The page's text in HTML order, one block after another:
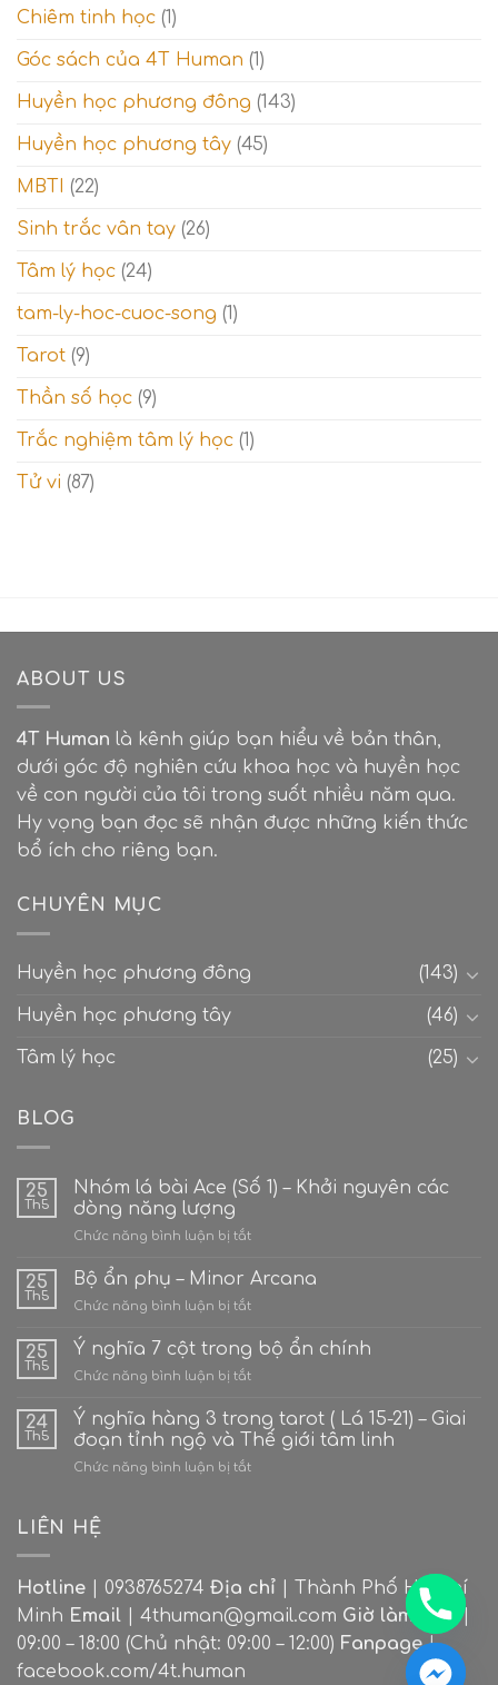
linh
thách
Thế
giới
tinh
thần
Chiêm tinh học (1)
Góc sách của 4T Human (1)
Huyền học phương đông (143)
Huyền học phương tây (45)
MBTI (22)
Sinh trắc vân tay (26)
Tâm lý học (24)
tam-ly-hoc-cuoc-song (1)
Tarot (9)
Thần số học (9)
Trắc nghiệm tâm lý học (1)
Tử vi (87)
ABOUT US
4T Human là kênh giúp bạn hiểu về bản thân,
dưới góc độ nghiên cứu khoa học và huyền học
về con người của tôi trong suốt nhiều năm qua.
Hy vọng bạn đọc sẽ nhận được những kiến thức
bổ ích cho riêng bạn.
CHUYÊN MỤC
Huyền học phương đông (143)
Huyền học phương tây (46)
Tâm lý học (25)
BLOG
25
Th5
Nhóm lá bài Ace (Số 1) – Khởi nguyên các
dòng năng lượng
Chức năng bình luận bị tắtở
lá
Ace
1)
các
dòng
25
Th5
Bộ ẩn phụ – Minor Arcana
Chức năng bình luận bị tắtở
ẩn
phụ
–
Arcana
25
Th5
Ý nghĩa 7 cột trong bộ ẩn chính
Chức năng bình luận bị tắtở
nghĩa
7
cột
trong
24
Th5
Ý nghĩa hàng 3 trong tarot ( Lá 15-21) – Giai
đoạn tỉnh ngộ và Thế giới tâm linh
Chức năng bình luận bị tắtở
tarot
(
Lá
15-
LIÊN HỆ
Hotline | 0938765274 Địa chỉ | Thành Phố Hồ Chí
Minh Email | 4thuman@gmail.com Giờ làm việc |
09:00 – 18:00 (Chủ nhật: 09:00 – 12:00) Fanpage|
facebook.com/4t.human
CHATY